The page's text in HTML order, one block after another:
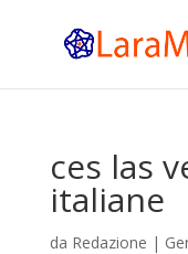
ces las
italiane
da Redazione |